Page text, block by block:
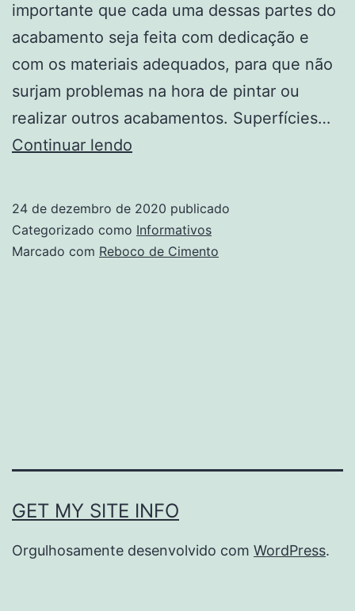
importante que cada uma dessas partes do
acabamento seja feita com dedicação e
com os materiais adequados, para que não
surjam problemas na hora de pintar ou
realizar outros acabamentos. Superfícies…
Continuar lendo
24 de dezembro de 2020 publicado
Categorizado como Informativos
Marcado com Reboco de Cimento
GET MY SITE INFO
Orgulhosamente desenvolvido com WordPress.